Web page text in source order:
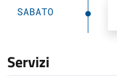
SABATO
Servizi